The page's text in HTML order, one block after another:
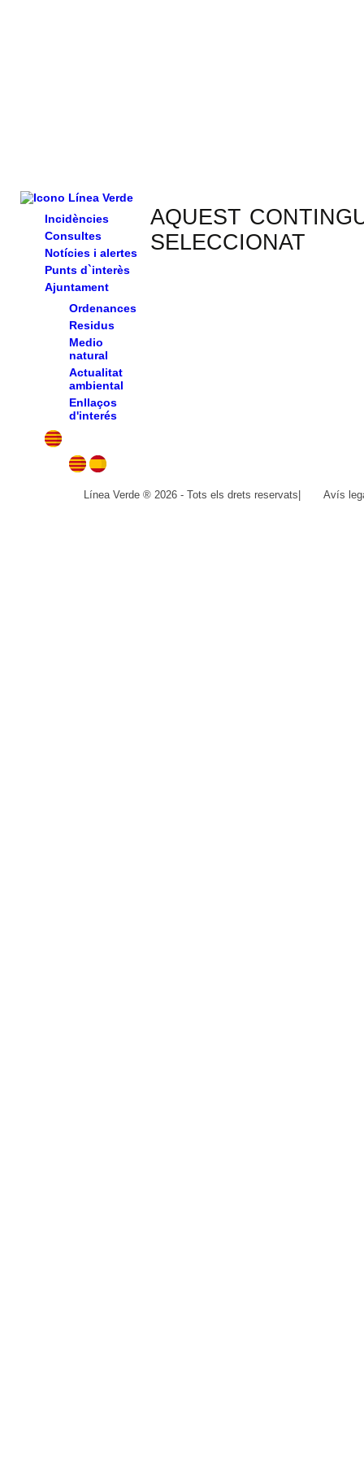
Incidències
Consultes
Notícies i alertes
Punts d`interès
Ajuntament
Ordenances
Residus
Medio
natural
Actualitat
ambiental
Enllaços
d'interés
AQUEST
SELECCIONAT
Línea Verde ® 2026 - Tots els drets reservats Avís